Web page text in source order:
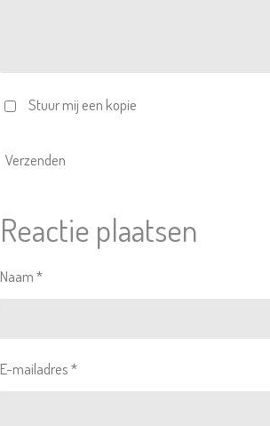
Stuur mij een kopie
Verzenden
Reactie plaatsen
Naam *
E-mailadres *